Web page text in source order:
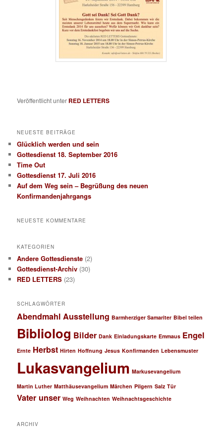
Veröffentlicht unter RED LETTERS
NEUESTE BEITRÄGE
Glücklich werden und sein
Gottesdienst 18. September 2016
Time Out
Gottesdienst 17. Juli 2016
Auf dem Weg sein – Begrüßung des neuen
Konfirmandenjahrgangs
NEUESTE KOMMENTARE
KATEGORIEN
Andere Gottesdienste (2)
Gottesdienst-Archiv (30)
RED LETTERS (23)
SCHLAGWÖRTER
Abendmahl Ausstellung Barmherziger Samariter Bibel teilen
Bibliolog Bilder Dank Einladungskarte Emmaus Engel
Ernte Herbst Hirten Hoffnung Jesus Konfirmanden Lebensmuster
Lukasvangelium Markusevangelium
Martin Luther Matthäusevangelium Märchen Pilgern Salz Tür
Vater unser Weg Weihnachten Weihnachtsgeschichte
ARCHIV